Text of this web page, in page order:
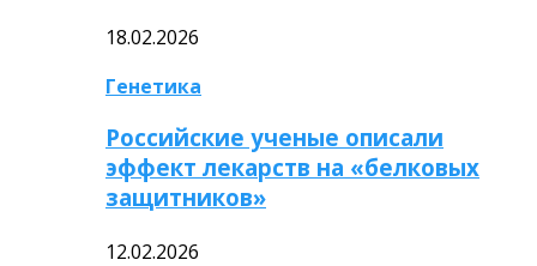
18.02.2026
Генетика
Российские ученые описали
эффект лекарств на «белковых
защитников»
12.02.2026